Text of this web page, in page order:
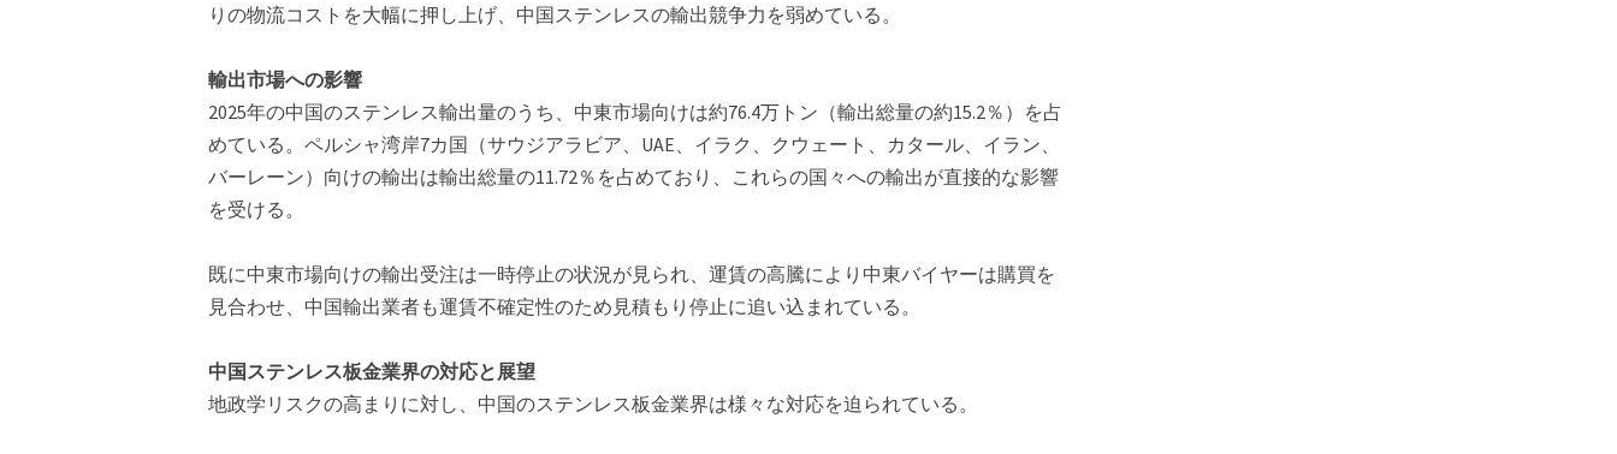
りの物流コストを大幅に押し上げ、中国ステンレスの輸出競争力を弱めている。
輸出市場への影響
2025年の中国のステンレス輸出量のうち、中東市場向けは約76.4万トン（輸出総量の約15.2％）を占
めている。ペルシャ湾岸7カ国（サウジアラビア、UAE、イラク、クウェート、カタール、イラン、
バーレーン）向けの輸出は輸出総量の11.72％を占めており、これらの国々への輸出が直接的な影響
を受ける。
既に中東市場向けの輸出受注は一時停止の状況が見られ、運賃の高騰により中東バイヤーは購買を
見合わせ、中国輸出業者も運賃不確定性のため見積もり停止に追い込まれている。
中国ステンレス板金業界の対応と展望
地政学リスクの高まりに対し、中国のステンレス板金業界は様々な対応を迫られている。